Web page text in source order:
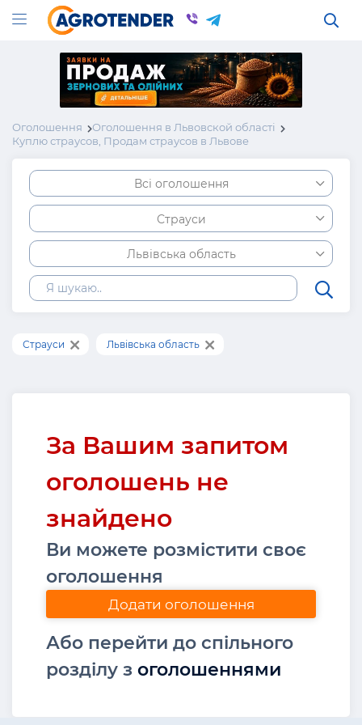
Оголошення
Оголошення в Львовской області
Куплю страусов, Продам страусов в Львове
Всі оголошення
Страуси
Львівська область
Страуси Львівська область
За Вашим запитом
оголошень не
знайдено
Ви можете розмістити своє
оголошення
Додати оголошення
Або перейти до спільного
розділу з оголошеннями